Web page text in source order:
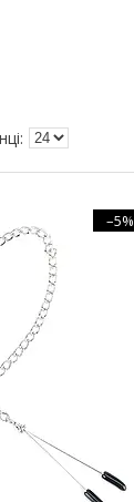
–5%